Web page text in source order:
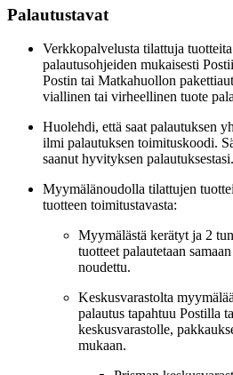
Palautustavat
Verkkopalvelusta tilattuja
palautusohjeiden mukaisesti
Postin tai Matkahuollon
viallinen tai virheellinen tuote
Huolehdi, että saat palautuksen
ilmi palautuksen toimituskoodi.
saanut hyvityksen palautuksestasi.
Myymälänoudolla tilattujen
tuotteen toimitustavasta:
Myymälästä kerätyt ja 2
tuotteet palautetaan
noudettu.
Keskusvarastolta
palautus tapahtuu Postilla
keskusvarastolle,
mukaan.